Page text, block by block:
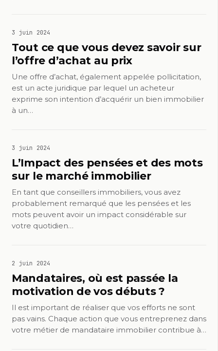
3 juin 2024
Tout ce que vous devez savoir sur
l’offre d’achat au prix
Une offre d’achat, également appelée pollicitation,
est un acte juridique par lequel un acheteur
exprime son intention d’acquérir un bien immobilier
à un…
3 juin 2024
L’Impact des pensées et des mots
sur le marché immobilier
En tant que conseillers immobiliers, vous avez
probablement remarqué que les pensées et les
mots peuvent avoir un impact considérable sur
votre quotidien…
2 juin 2024
Mandataires, où est passée la
motivation de vos débuts ?
Il est important de réaliser que vos efforts ne sont
pas vains. Chaque action que vous entreprenez dans
votre métier de mandataire immobilier contribue à…